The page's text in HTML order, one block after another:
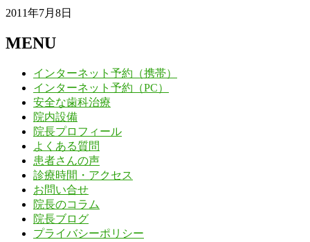
2011年7月8日
MENU
インターネット予約（携帯）
インターネット予約（PC）
安全な歯科治療
院内設備
院長プロフィール
よくある質問
患者さんの声
診療時間・アクセス
お問い合せ
院長のコラム
院長ブログ
プライバシーポリシー